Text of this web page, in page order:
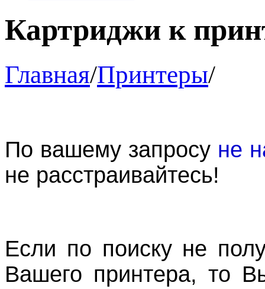
Картриджи к
Главная/Принтеры/
По вашему запросу не
не расстраивайтесь!
Если по поиску не
Вашего принтера, то